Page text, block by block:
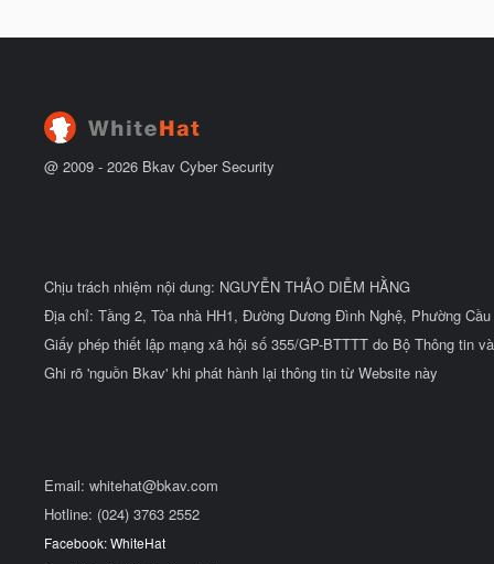
@ 2009 - 2026 Bkav Cyber Security
Chịu trách nhiệm nội dung: NGUYỄN THẢO DIỄM HẰNG
Địa chỉ: Tầng 2, Tòa nhà HH1, Đường Dương Đình Nghệ, Phường
Giấy phép thiết lập mạng xã hội số 355/GP-BTTTT do Bộ Thông tin
Ghi rõ 'nguồn Bkav' khi phát hành lại thông tin từ Website này
Email: whitehat@bkav.com
Hotline: (024) 3763 2552
Facebook: WhiteHat